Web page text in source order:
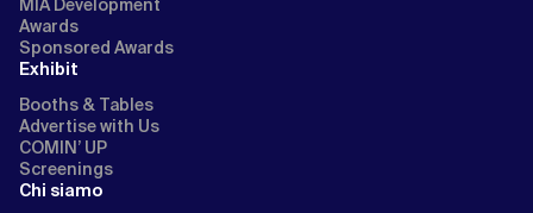
Awards
Sponsored Awards
Exhibit
Booths & Tables
Advertise with Us
COMIN’ UP
Screenings
Chi siamo